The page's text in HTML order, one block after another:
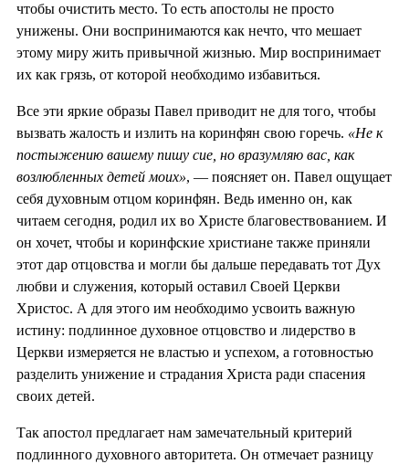
чтобы очистить место. То есть апостолы не просто
унижены. Они воспринимаются как нечто, что мешает
этому миру жить привычной жизнью. Мир воспринимает
их как грязь, от которой необходимо избавиться.
Все эти яркие образы Павел приводит не для того, чтобы
вызвать жалость и излить на коринфян свою горечь. «Не к
постыжению вашему пишу сие, но вразумляю вас, как
возлюбленных детей моих», — поясняет он. Павел ощущает
себя духовным отцом коринфян. Ведь именно он, как
читаем сегодня, родил их во Христе благовествованием. И
он хочет, чтобы и коринфские христиане также приняли
этот дар отцовства и могли бы дальше передавать тот Дух
любви и служения, который оставил Своей Церкви
Христос. А для этого им необходимо усвоить важную
истину: подлинное духовное отцовство и лидерство в
Церкви измеряется не властью и успехом, а готовностью
разделить унижение и страдания Христа ради спасения
своих детей.
Так апостол предлагает нам замечательный критерий
подлинного духовного авторитета. Он отмечает разницу